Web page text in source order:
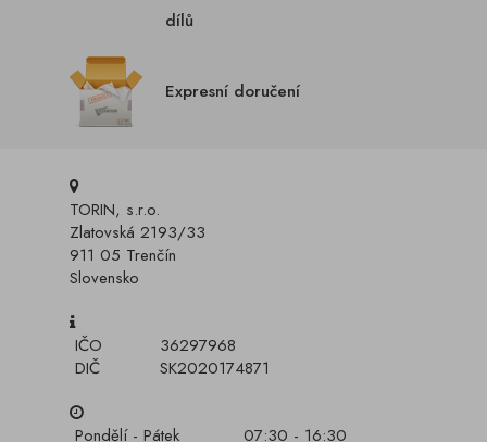
dílů
Expresní doručení
TORIN, s.r.o.
Zlatovská 2193/33
911 05 Trenčín
Slovensko
IČO
36297968
DIČ
SK2020174871
Pondělí - Pátek
07:30 - 16:30